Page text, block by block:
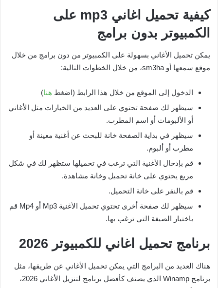
كيفية تحميل اغاني mp3 على
الكمبيوتر بدون برامج
يمكن تحميل الأغاني بسهولة على الكمبيوتر من دون برامج من خلال
موقع سمعها أو sm3ha، من خلال الخطوات التالية:
الدخول إلى الموقع من خلال هذا الرابط (اضغط هنا)
سيظهر لك صفحة تحتوي على العديد من الخيارات مثل الأغاني
أو الألبومات أو اسم المطرب.
سيظهر في بداية الصفحة خانة للبحث عن أغنية معينة أو
مطرب أو ألبوم.
قم بإدخال الأغنية التي ترغب في تحميلها ستظهر لك في شكل
مربع يحتوي على خانة تحميل وخانة مشاهدة.
قم بالنقر على خانة التحميل.
سيظهر لك صفحة أخرى تحتوي تحميل الأغنية Mp3 أو Mp4 قم
باختيار الصيغة التي ترغب بها.
برنامج تحميل اغاني للكمبيوتر 2026
هناك العديد من البرامج التي يمكن تحميل الأغاني عن طريقها، مثل
برنامج Winamp الذي يصنف كأفضل برنامج لتنزيل الأغاني 2026،